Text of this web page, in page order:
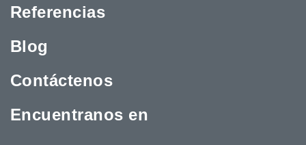
Referencias
Blog
Contáctenos
Encuentranos en